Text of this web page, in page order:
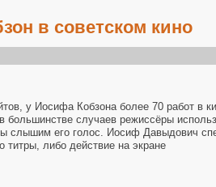
в советском кино
у Иосифа Кобзона более 70 работ в
большинстве случаев режиссёры
слышим его голос. Иосиф Давыдович
титры, либо действие на экране